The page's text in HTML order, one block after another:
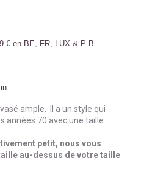
€ en BE, FR, LUX & P-B
ample. Il a un style qui
années 70 avec une taille
petit, nous vous
au-dessus de votre taille